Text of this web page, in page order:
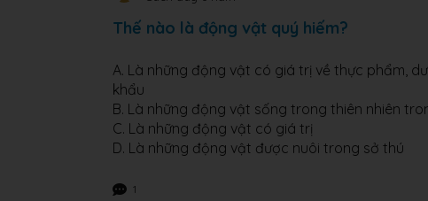
Thế nào là động vật quý hiếm?
A. Là những động vật có giá trị về thực phẩm,
khẩu
B. Là những động vật sống trong thiên nhiên
C. Là những động vật có giá trị
D. Là những động vật được nuôi trong sở thú
1